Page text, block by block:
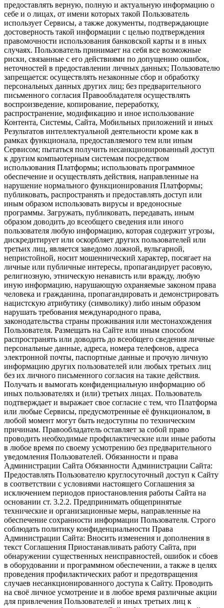
предоставлять верную, полную и актуальную информацию о
себе и о лицах, от имени которых такой Пользователь
использует Сервисы, а также документы, подтверждающие
достоверность такой информации с целью подтверждения
правомочности использования банковской карты и в иных
случаях. Пользователь принимает на себя все возможные
риски, связанные с его действиями по допущению ошибок,
неточностей в предоставлении личных данных; Пользователю
запрещается: осуществлять незаконные сбор и обработку
персональных данных других лиц; без предварительного
письменного согласия Правообладателя осуществлять
воспроизведение, копирование, переработку,
распространение, модификацию и иное использование
Контента, Системы, Сайта, Мобильных приложений и иных
Результатов интеллектуальной деятельности кроме как в
рамках функционала, предоставляемого тем или иным
Сервисом; пытаться получить несанкционированный доступ
к другим компьютерным системам посредством
использования Платформы; использовать программное
обеспечение и осуществлять действия, направленные на
нарушение нормального функционирования Платформы;
публиковать, распространять и предоставлять доступ или
иным образом использовать вирусы и вредоносные
программы. Загружать, публиковать, передавать, иным
образом доводить до всеобщего сведения или иного
пользователя любую информацию, которая содержит угрозы,
дискредитирует или оскорбляет других пользователей или
третьих лиц, является заведомо ложной, вульгарной,
непристойной, носит мошеннический характер, посягает на
личные или публичные интересы, пропагандирует расовую,
религиозную, этническую ненависть или вражду, любую
иную информацию, нарушающую охраняемые законом права
человека и гражданина, пропагандировать и демонстрировать
нацистскую атрибутику (символику) либо иным образом
нарушать требования международного права,
законодательства страны проживания или местонахождения
Пользователя. Размещать на Сайте или иным способом
распространять или доводить до всеобщего сведения личные
персональные данные, адреса, номера телефонов, адреса
электронной почты, паспортные данные и прочую личную
информацию других пользователей или любых третьих лиц
без их личного письменного согласия на такие действия.
Получать и вымогать конфиденциальную информацию об
иных пользователях и (или) третьих лицах. Пользователь
подтверждает и выражает свое согласие с тем, что Платформа
или любые Сервисы, предусмотренные её функционалом, в
любой момент могут быть недоступны по техническим
причинам. Правообладатель оставляет за собой право
проводить необходимые профилактические или иные работы
в любое время по своему усмотрению без предварительного
уведомления Пользователей. Обязанности и права
Администрации Сайта Обязанности Администрации Сайта:
Предоставлять Пользователю круглосуточный доступ к Сайту
в соответствии с условиями настоящего Соглашения за
исключением периодов приостановления работы Сайта на
основании ст. 3.2.2. Предпринимать общепринятые
технические и организационные меры, направленные на
обеспечение сохранности информации Пользователя. Строго
соблюдать политику конфиденциальности Права
Администрации Сайта: Вносить изменения и дополнения в
текст Соглашения Приостанавливать работу Сайта, при
обнаружении существенных неисправностей, ошибок и сбоев
в оборудовании и программном обеспечении, а также в целях
проведения профилактических работ и предотвращения
случаев несанкционированного доступа к Сайту. Проводить
на своё личное усмотрение и в любое время различные акции
для привлечения Пользователей и иных третьих лиц к